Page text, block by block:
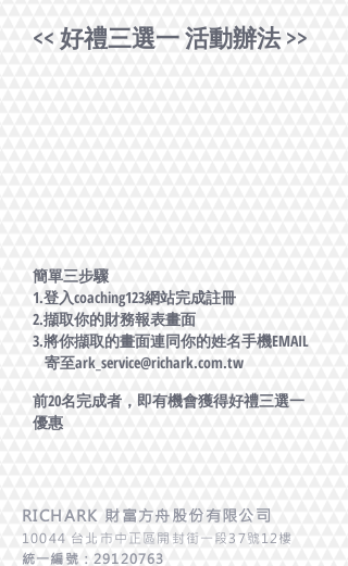
<< 好禮三選一 活動辦法 >>
簡單三步驟
1.登入coaching123網站完成註冊
2.擷取你的財務報表畫面
3.將你擷取的畫面連同你的姓名手機EMAIL
寄至ark_service@richark.com.tw
前20名完成者，即有機會獲得好禮三選一
優惠
RICHARK 財富方舟股份有限公司
10044 台北市中正區開封街一段37號12樓
​統一編號：29120763